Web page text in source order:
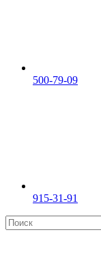
500-79-09
915-31-91